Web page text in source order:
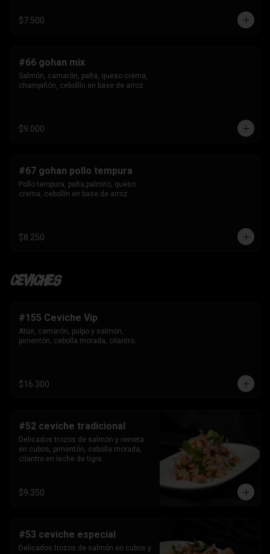
$7.500
#66 gohan mix
Salmón, camarón, palta, queso crema,
champiñón, cebollín en base de arroz.
$9.000
#67 gohan pollo tempura
Pollo tempura, palta,palmito, queso
crema, cebollín en base de arroz.
$8.250
Ceviches
#155 Ceviche Vip
Atún, camarón, pulpo y salmón,
pimentón, cebolla morada, cilantro.
$16.300
#52 ceviche tradicional
Delicados trozos de salmón y reineta
en cubos, pimentón, cebolla morada,
cilantro en leche de tigre.
$9.350
#53 ceviche especial
Delicados trozos de salmón en cubos y